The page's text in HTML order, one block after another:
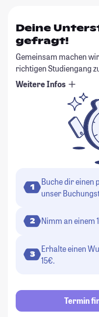
Deine
gefragt!
Gemeinsam machen
richtigen Studiengang
Weitere Infos
1
Buche dir einen
unser
2 Nimm an einem
3
Erhalte einen
15€.
Termin